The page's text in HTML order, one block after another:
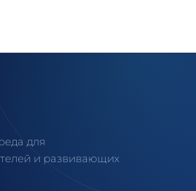
для
и развивающих